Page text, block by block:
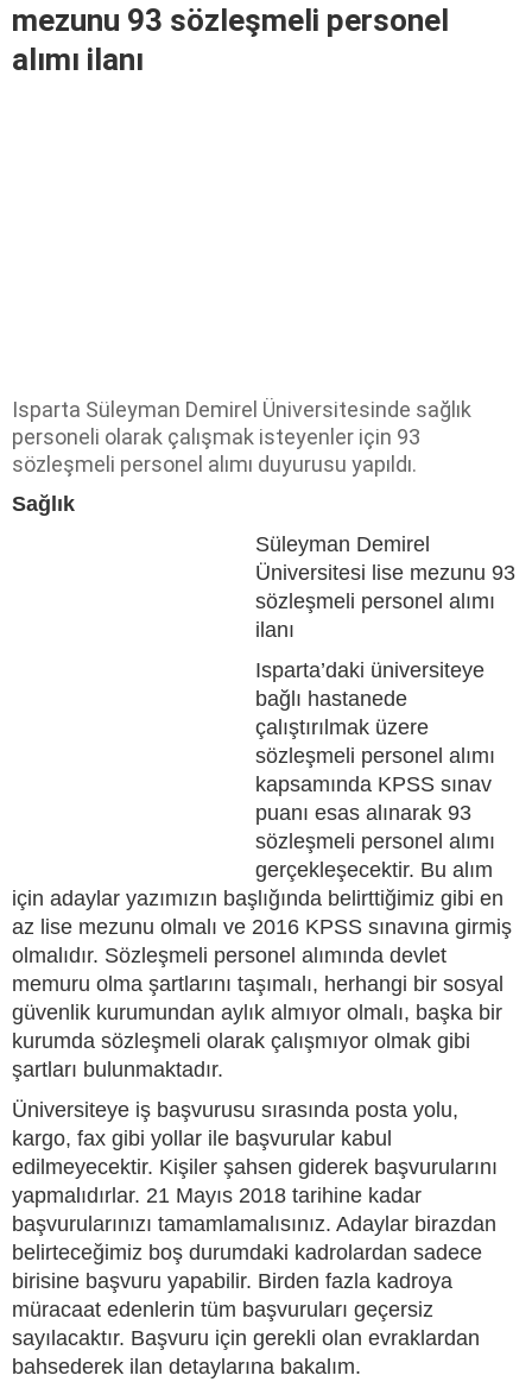
mezunu 93 sözleşmeli personel
alımı ilanı
Isparta Süleyman Demirel Üniversitesinde sağlık
personeli olarak çalışmak isteyenler için 93
sözleşmeli personel alımı duyurusu yapıldı.
Sağlık
Süleyman Demirel
Üniversitesi lise mezunu 93
sözleşmeli personel alımı
ilanı
Isparta’daki üniversiteye
bağlı hastanede
çalıştırılmak üzere
sözleşmeli personel alımı
kapsamında KPSS sınav
puanı esas alınarak 93
sözleşmeli personel alımı
gerçekleşecektir. Bu alım
için adaylar yazımızın başlığında belirttiğimiz gibi en
az lise mezunu olmalı ve 2016 KPSS sınavına girmiş
olmalıdır. Sözleşmeli personel alımında devlet
memuru olma şartlarını taşımalı, herhangi bir sosyal
güvenlik kurumundan aylık almıyor olmalı, başka bir
kurumda sözleşmeli olarak çalışmıyor olmak gibi
şartları bulunmaktadır.
Üniversiteye iş başvurusu sırasında posta yolu,
kargo, fax gibi yollar ile başvurular kabul
edilmeyecektir. Kişiler şahsen giderek başvurularını
yapmalıdırlar. 21 Mayıs 2018 tarihine kadar
başvurularınızı tamamlamalısınız. Adaylar birazdan
belirteceğimiz boş durumdaki kadrolardan sadece
birisine başvuru yapabilir. Birden fazla kadroya
müracaat edenlerin tüm başvuruları geçersiz
sayılacaktır. Başvuru için gerekli olan evraklardan
bahsederek ilan detaylarına bakalım.